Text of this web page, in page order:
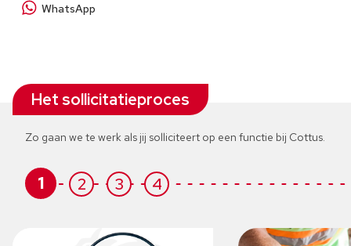
WhatsApp
Het sollicitatieproces
Zo gaan we te werk als jij solliciteert op een functie bij Cottus.
1 2 3 4